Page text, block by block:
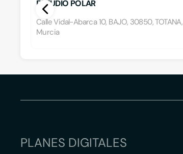
ESTUDIO POLAR
Calle Vidal-Abarca 10, BAJO, 30850, TOTANA,
Murcia
PLANES DIGITALES